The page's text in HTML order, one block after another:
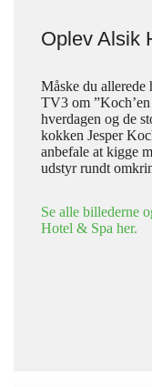
Oplev Alsik
Måske du allerede
TV3 om
hverdagen og de
kokken Jesper
anbefale at kigge
udstyr rundt
Se alle billederne
Hotel & Spa her.